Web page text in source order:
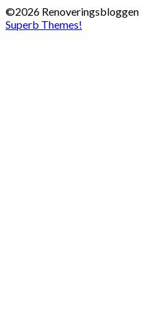
©2026 Renoveringsbloggen
Superb Themes!